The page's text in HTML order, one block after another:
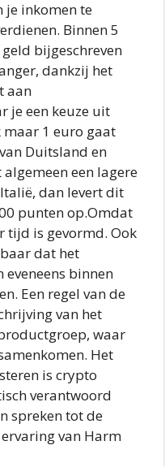
je inkomen te
Binnen 5
bijgeschreven
dankzij het
aan
je een keuze uit
1 euro gaat
Duitsland en
een lagere
dan levert dit
punten op.Omdat
tijd is gevormd. Ook
dat het
eveneens binnen
Een regel van de
van het
waar
Het
is crypto
verantwoord
spreken tot de
van Harm